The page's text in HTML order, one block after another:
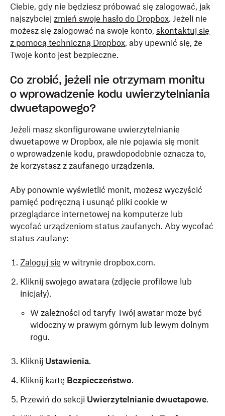
Ciebie, gdy nie będziesz próbować się zalogować, jak
najszybciej zmień swoje hasło do Dropbox. Jeżeli nie
możesz się zalogować na swoje konto, skontaktuj się
z pomocą techniczną Dropbox, aby upewnić się, że
Twoje konto jest bezpieczne.
Co zrobić, jeżeli nie otrzymam monitu
o wprowadzenie kodu uwierzytelniania
dwuetapowego?
Jeżeli masz skonfigurowane uwierzytelnianie
dwuetapowe w Dropbox, ale nie pojawia się monit
o wprowadzenie kodu, prawdopodobnie oznacza to,
że korzystasz z zaufanego urządzenia.
Aby ponownie wyświetlić monit, możesz wyczyścić
pamięć podręczną i usunąć pliki cookie w
przeglądarce internetowej na komputerze lub
wycofać urządzeniom status zaufanych. Aby wycofać
status zaufany:
Zaloguj się w witrynie dropbox.com.
Kliknij swojego awatara (zdjęcie profilowe lub
inicjały).
W zależności od taryfy Twój awatar może być
widoczny w prawym górnym lub lewym dolnym
rogu.
Kliknij Ustawienia.
Kliknij kartę Bezpieczeństwo.
Przewiń do sekcji Uwierzytelnianie dwuetapowe.